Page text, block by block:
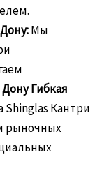
Мы
Гибкая
Кантри
рыночных